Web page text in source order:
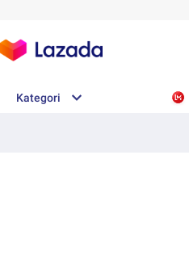
Kategori